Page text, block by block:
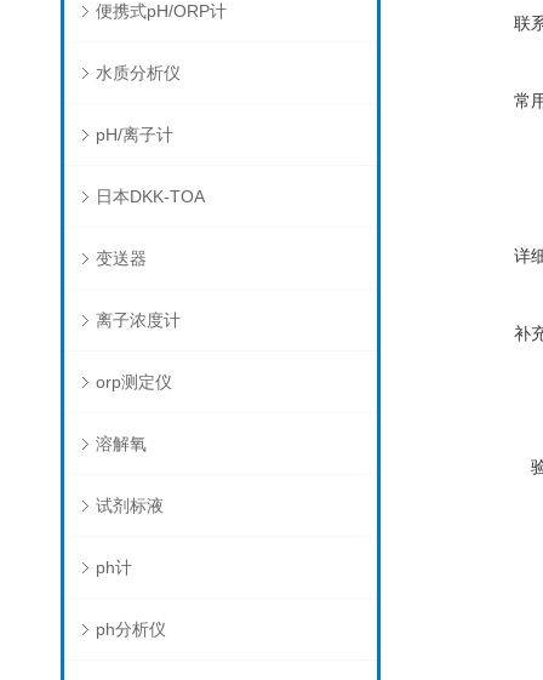
便携式pH/ORP计
水质分析仪
pH/离子计
日本DKK-TOA
变送器
离子浓度计
orp测定仪
溶解氧
试剂标液
ph计
ph分析仪
联
常
详
补